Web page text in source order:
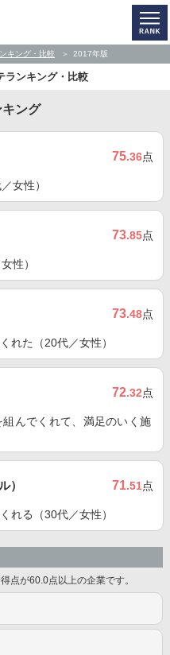
キング・比較 2017年版
ランキング・比較
ング
75.36点
女性）
73.85点
性）
73.48点
れた（20代／女性）
72.32点
んでくれて、満足のいく施
） 71.51点
れる（30代／女性）
点が60.0点以上の企業です。